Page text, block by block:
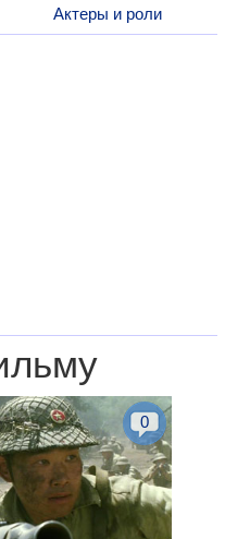
Актеры и роли
0